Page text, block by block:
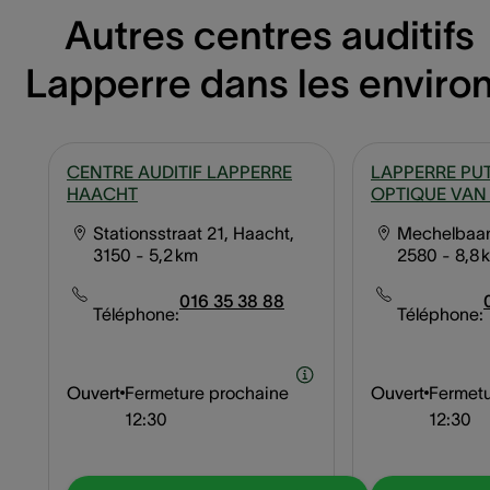
Autres centres auditifs
Lapperre dans les
CENTRE AUDITIF LAPPERRE
HAACHT
Stationsstraat 21, Haacht,
3150 - 5,2 km
Téléphone:
016 35 38 88
Ouvert Fermeture prochaine
12:30
LAPPERRE
OPTIQUE VAN
2580 - 8,8
Téléphone:
Ouvert
12:30